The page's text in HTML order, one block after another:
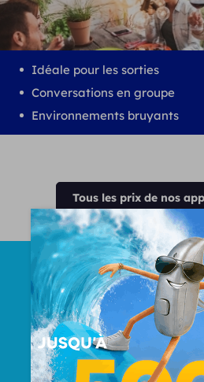
Idéale pour les sorties
Conversations en groupe
Environnements bruyants
Tous les prix de nos
Nombre